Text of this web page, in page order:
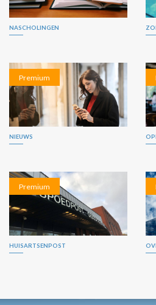
NASCHOLINGEN
Premium
NIEUWS
Premium
HUISARTSENPOST